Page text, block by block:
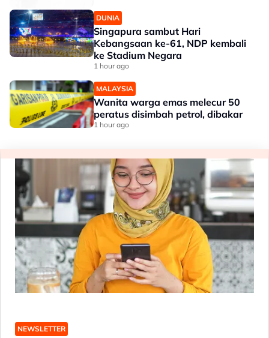
DUNIA
Singapura sambut Hari
Kebangsaan ke-61, NDP kembali
ke Stadium Negara
1 hour ago
MALAYSIA
Wanita warga emas melecur 50
peratus disimbah petrol, dibakar
1 hour ago
NEWSLETTER